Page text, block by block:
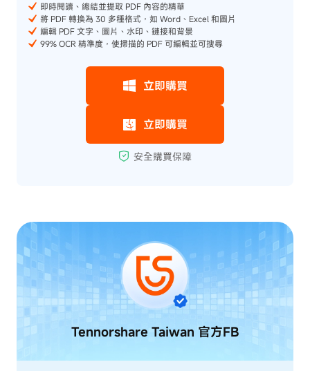
即時閱讀、總結並提取 PDF 內容的精華
將 PDF 轉換為 30 多種格式，如 Word、Excel 和圖片
編輯 PDF 文字、圖片、水印、鏈接和背景
99% OCR 精準度，使掃描的 PDF 可編輯並可搜尋
Tennorshare Taiwan 官方FB